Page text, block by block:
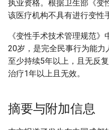
执业资格。根据卫生部《变
该医疗机构不具有进行变性
《变性手术技术管理规范
20岁，是完全民事行为能
至少持续5年以上，且无反
治疗1年以上且无效。
摘要与附加信息